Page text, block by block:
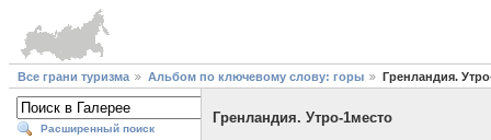
Все грани туризма Альбом по ключевому слову: горы Гренландия.
Расширенный поиск
Гренландия. Утро-1место